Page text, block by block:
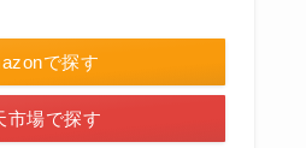
で探す
市場で探す